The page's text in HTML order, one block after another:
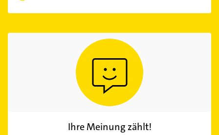
Ihre Meinung zählt!